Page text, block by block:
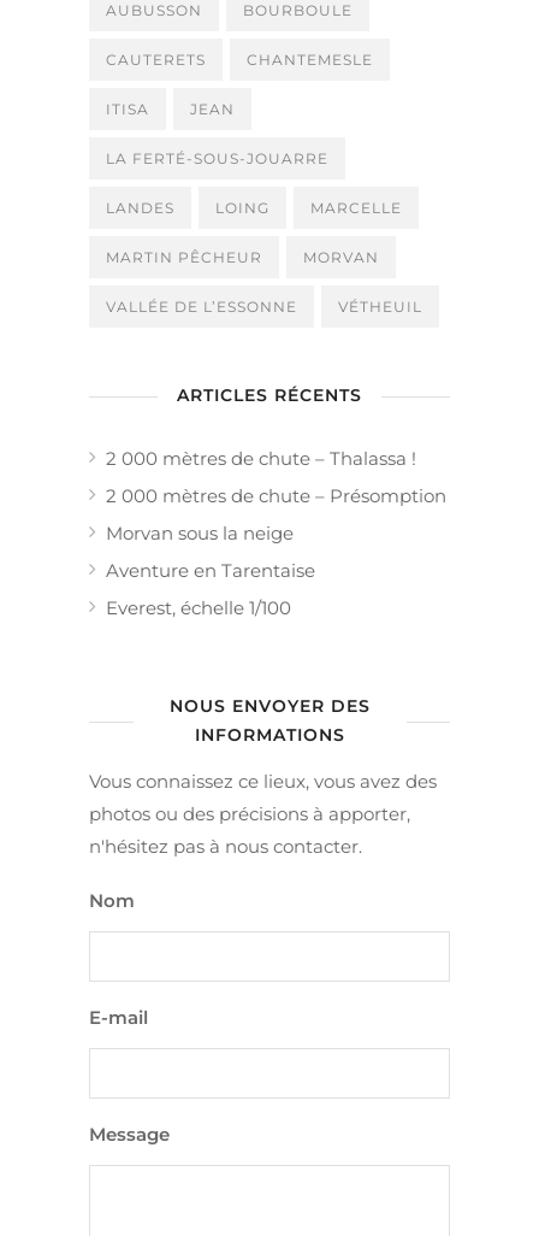
AUBUSSON BOURBOULE
CAUTERETS CHANTEMESLE
ITISA JEAN
LA FERTÉ-SOUS-JOUARRE
LANDES LOING MARCELLE
MARTIN PÊCHEUR MORVAN
VALLÉE DE L’ESSONNE VÉTHEUIL
ARTICLES RÉCENTS
2 000 mètres de chute – Thalassa !
2 000 mètres de chute – Présomption
Morvan sous la neige
Aventure en Tarentaise
Everest, échelle 1/100
NOUS ENVOYER DES
INFORMATIONS
Vous connaissez ce lieux, vous avez des
photos ou des précisions à apporter,
n'hésitez pas à nous contacter.
Nom
E-mail
Message